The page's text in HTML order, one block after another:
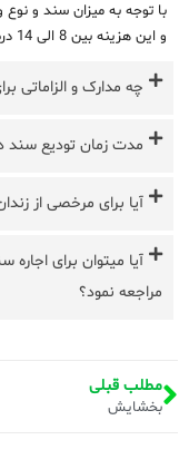
با توجه به میزان سند و نوع
و این هزینه بین 8 الی 14 درصد میزان سند میباشد.
چه مدارک و الزاماتی
مدت زمان تودیع سند
آیا برای مرخصی از
آیا میتوان برای
مراجعه نمود؟
مطلب قبلی
بخشایش